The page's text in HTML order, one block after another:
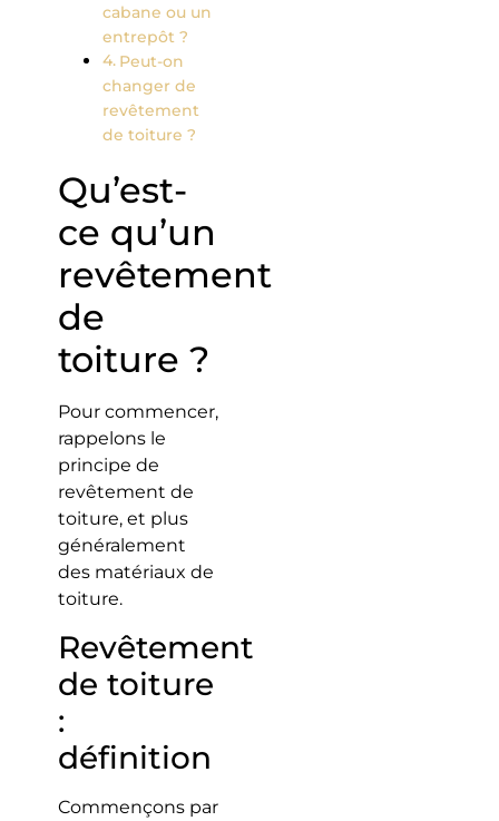
cabane ou un
entrepôt ?
Peut-on
changer de
revêtement
de toiture ?
Qu’est-
ce qu’un
revêtement
de
toiture ?
Pour commencer,
rappelons le
principe de
revêtement de
toiture, et plus
généralement
des matériaux de
toiture.
Revêtement
de toiture
:
définition
Commençons par